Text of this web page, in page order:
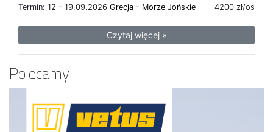
Termin: 12 - 19.09.2026 4200 zł/os
Grecja - Morze Jońskie
Czytaj więcej »
Polecamy